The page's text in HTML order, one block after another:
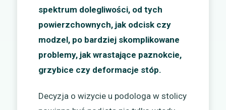
spektrum dolegliwości, od tych
powierzchownych, jak odcisk czy
modzel, po bardziej skomplikowane
problemy, jak wrastające paznokcie,
grzybice czy deformacje stóp.
Decyzja o wizycie u podologa w stolicy